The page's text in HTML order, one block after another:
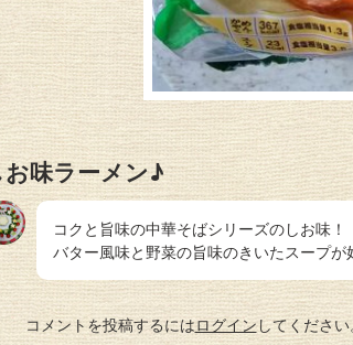
味ラーメン♪
コクと旨味の中華そばシリーズのしお味！
バター風味と野菜の旨味のきいたスープ
コメントを投稿するにはログインしてください